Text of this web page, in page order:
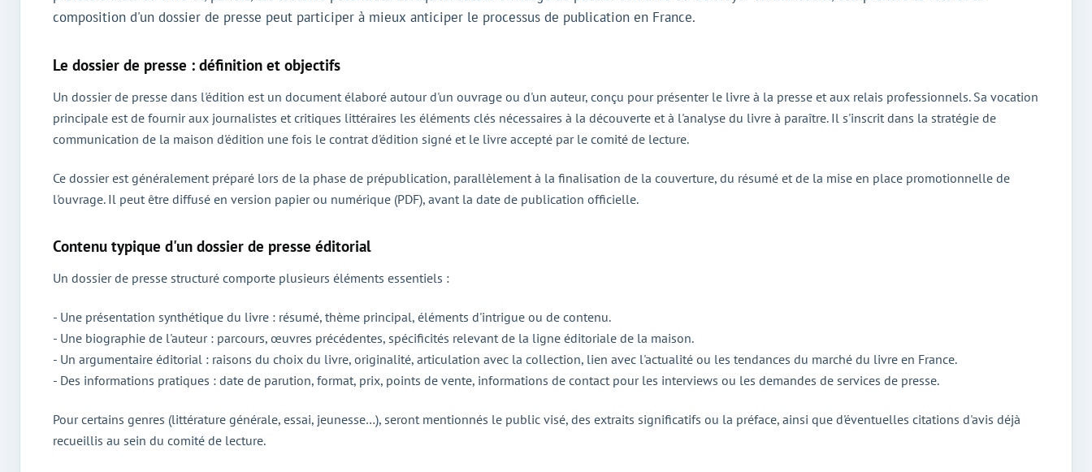
composition d'un dossier de presse peut participer à mieux anticiper le processus de publication en France.
Le dossier de presse : définition et objectifs
Un dossier de presse dans l'édition est un document élaboré autour d'un ouvrage ou d'un auteur, conçu pour présenter le livre à la presse et aux relais professionnels. Sa vocation
principale est de fournir aux journalistes et critiques littéraires les éléments clés nécessaires à la découverte et à l'analyse du livre à paraître. Il s'inscrit dans la stratégie de
communication de la maison d'édition une fois le contrat d'édition signé et le livre accepté par le comité de lecture.
Ce dossier est généralement préparé lors de la phase de prépublication, parallèlement à la finalisation de la couverture, du résumé et de la mise en place promotionnelle de
l'ouvrage. Il peut être diffusé en version papier ou numérique (PDF), avant la date de publication officielle.
Contenu typique d'un dossier de presse éditorial
Un dossier de presse structuré comporte plusieurs éléments essentiels :
- Une présentation synthétique du livre : résumé, thème principal, éléments d'intrigue ou de contenu.
- Une biographie de l'auteur : parcours, œuvres précédentes, spécificités relevant de la ligne éditoriale de la maison.
- Un argumentaire éditorial : raisons du choix du livre, originalité, articulation avec la collection, lien avec l'actualité ou les tendances du marché du livre en France.
- Des informations pratiques : date de parution, format, prix, points de vente, informations de contact pour les interviews ou les demandes de services de presse.
Pour certains genres (littérature générale, essai, jeunesse…), seront mentionnés le public visé, des extraits significatifs ou la préface, ainsi que d'éventuelles citations d'avis déjà
recueillis au sein du comité de lecture.